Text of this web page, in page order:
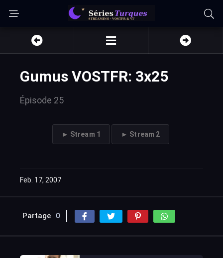
Gumus VOSTFR: 3x25
Épisode 25
► Stream 1 ► Stream 2
Feb. 17, 2007
Partage 0